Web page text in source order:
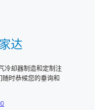
达
冷却器制造和定制注
时恭候您的垂询和